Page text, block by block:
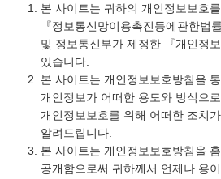
본 사이트는 귀하의 개인정보보호
『정보통신망이용촉진등에관한법
및 정보통신부가 제정한 『개인정
있습니다.
본 사이트는 개인정보보호방침을
개인정보가 어떠한 용도와 방식으
개인정보보호를 위해 어떠한 조치
알려드립니다.
본 사이트는 개인정보보호방침을
공개함으로써 귀하께서 언제나 용